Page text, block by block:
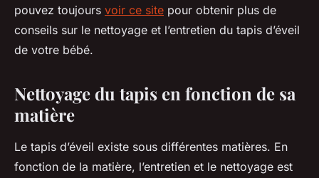
pouvez toujours voir ce site pour obtenir plus de
conseils sur le nettoyage et l’entretien du tapis d’éveil
de votre bébé.
Nettoyage du tapis en fonction de sa
matière
Le tapis d’éveil existe sous différentes matières. En
fonction de la matière, l’entretien et le nettoyage est